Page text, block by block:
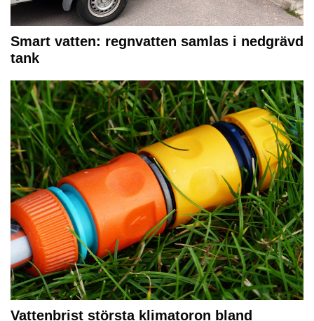
Smart vatten: regnvatten samlas i nedgrävd
tank
Vattenbrist största klimatoron bland